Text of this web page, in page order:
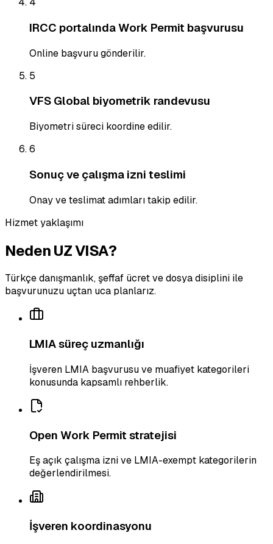
IRCC portalında Work Permit başvurusu
Online başvuru gönderilir.
5
VFS Global biyometrik randevusu
Biyometri süreci koordine edilir.
6
Sonuç ve çalışma izni teslimi
Onay ve teslimat adımları takip edilir.
Hizmet yaklaşımı
Neden UZ VISA?
Türkçe danışmanlık, şeffaf ücret ve dosya disiplini ile
başvurunuzu uçtan uca planlarız.
LMIA süreç uzmanlığı
İşveren LMIA başvurusu ve muafiyet kategorileri
konusunda kapsamlı rehberlik.
Open Work Permit stratejisi
Eş açık çalışma izni ve LMIA-exempt kategorilerin
değerlendirilmesi.
İşveren koordinasyonu